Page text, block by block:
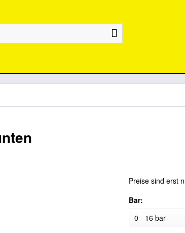
Preise sind erst
Bar: